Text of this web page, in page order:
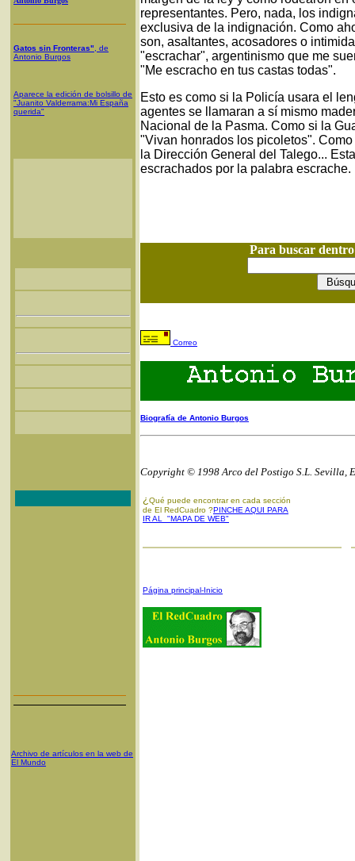
Gatos sin Fronteras" , de
Antonio Burgos
Aparece la edición de bolsillo de
"Juanito Valderrama:Mi España
querida"
Archivo de artículos en la web de
El Mundo
representantes. Pero, nada, los
exclusiva de la indignación. Como
son, asaltantes, acosadores o
"escrachar", argentinismo que me
"Me escracho en tus castas todas".
Esto es como si la Policía usara el
agentes se llamaran a sí mismo
Nacional de la Pasma. Como si la
"Vivan honrados los picoletos".
la Dirección General del Talego...
escrachados por la palabra escrache.
Para buscar
Correo
Biografía de Antonio Burgos
Copyright © 1998 Arco del Postigo S.L. Sevilla,
¿ Qué puede encontrar en cada sección
de El RedCuadro ?PINCHE AQUI PARA
IR AL "MAPA DE WEB"
Página principal-Inicio